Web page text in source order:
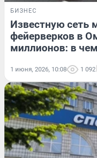
БИЗНЕС
Известную сеть
фейерверков в
миллионов: в
1 июня, 2026, 10:08 1 092